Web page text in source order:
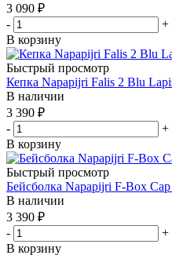
3 090 ₽
-
+
В корзину
Быстрый просмотр
Кепка Napapijri Falis 2 Blu
В наличии
3 390 ₽
-
+
В корзину
Быстрый просмотр
Бейсболка Napapijri F-Box
В наличии
3 390 ₽
-
+
В корзину